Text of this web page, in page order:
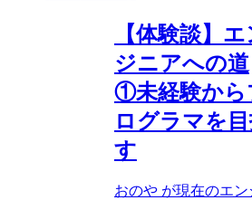
【体験談】エ
ジニアへの道
①未経験から
ログラマを
す
おのや が現在のエン